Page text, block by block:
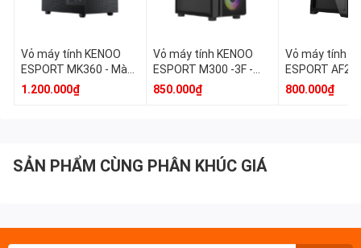
Hỗ trợ ổ cứng 1 HDD, 2 SSD
Cổng kết nối USB 3.0 x1 , USB 2.0x1,
Vỏ máy tính KENOO
ESPORT MK360 - Màu
Đen
1.200.000₫
Vỏ máy tính KENOO
ESPORT M300 -3F -
Màu Đen
850.000₫
Vỏ máy tính
ESPORT
Màu Đen
800.000₫
SẢN PHẨM CÙNG PHÂN KHÚC GIÁ